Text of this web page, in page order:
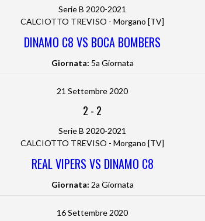
Serie B 2020-2021
CALCIOTTO TREVISO - Morgano [TV]
DINAMO C8 VS BOCA BOMBERS
Giornata: 5a Giornata
21 Settembre 2020
2 - 2
Serie B 2020-2021
CALCIOTTO TREVISO - Morgano [TV]
REAL VIPERS VS DINAMO C8
Giornata: 2a Giornata
16 Settembre 2020